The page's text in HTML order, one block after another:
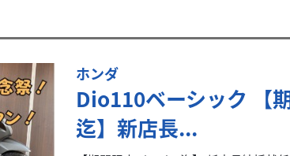
ホンダ
Dio110ベーシック 【
迄】新店長...